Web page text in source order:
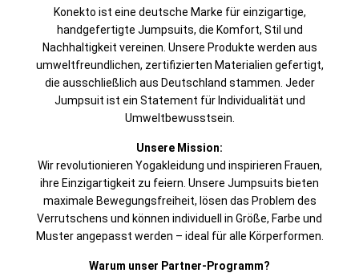
Konekto ist eine deutsche Marke für einzigartige,
handgefertigte Jumpsuits, die Komfort, Stil und
Nachhaltigkeit vereinen. Unsere Produkte werden aus
umweltfreundlichen, zertifizierten Materialien gefertigt,
die ausschließlich aus Deutschland stammen. Jeder
Jumpsuit ist ein Statement für Individualität und
Umweltbewusstsein.
Unsere Mission:
Wir revolutionieren Yogakleidung und inspirieren Frauen,
ihre Einzigartigkeit zu feiern. Unsere Jumpsuits bieten
maximale Bewegungsfreiheit, lösen das Problem des
Verrutschens und können individuell in Größe, Farbe und
Muster angepasst werden – ideal für alle Körperformen.
Warum unser Partner-Programm?